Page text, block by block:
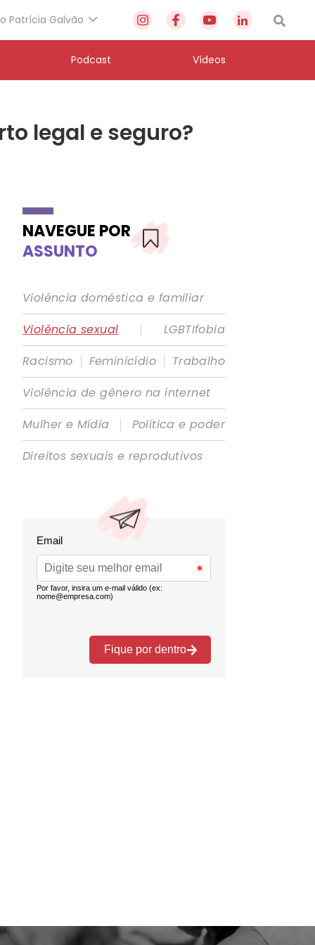
Patrícia Galvão
Podcast Vídeos
legal e seguro?
NAVEGUE POR
ASSUNTO
Violência doméstica e familiar
Violência sexual
|
LGBTIfobia
Racismo | Feminicídio | Trabalho
Violência de gênero na internet
Mulher e Mídia
|
Política e poder
Direitos sexuais e reprodutivos